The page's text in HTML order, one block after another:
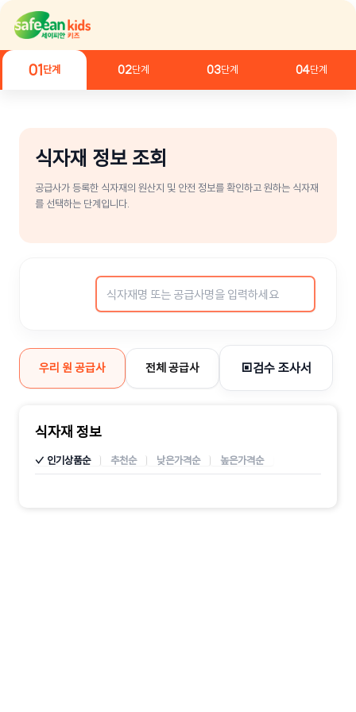
콘
로
너
01단계 02단계 03단계 04단계
식자재 정보 조회
공급사가 등록한 식자재의 원산지 및 안전 정보를 확인하고 원하는 식자재
를 선택하는 단계입니다.
우리 원 공급사 전체 공급사 ▣검수 조사서
식자재 정보
✓ 인기상품순 추천순 낮은가격순 높은가격순